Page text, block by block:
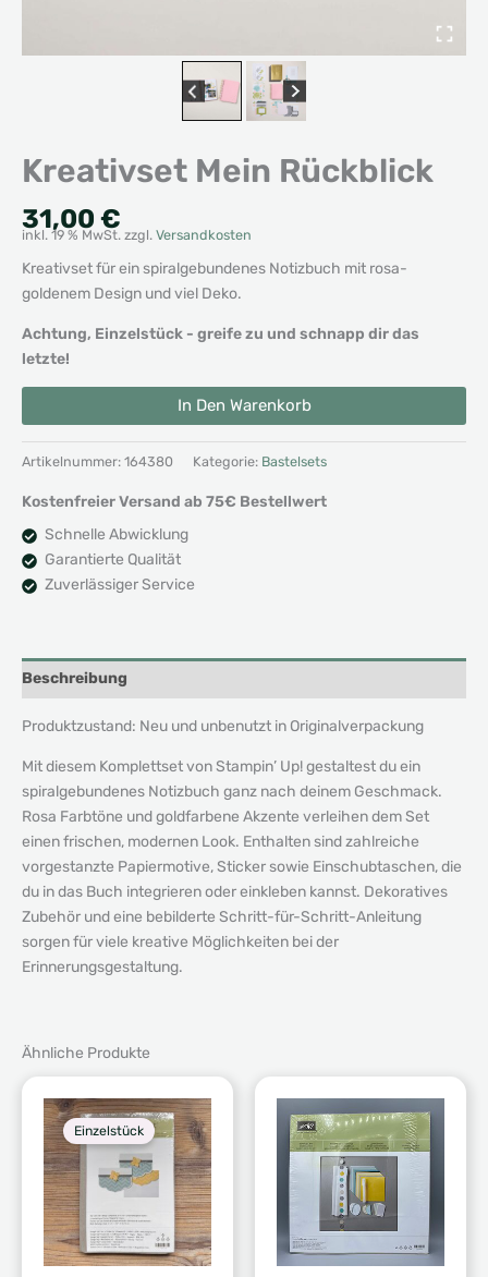
Kreativset Mein Rückblick
31,00 €
inkl. 19 % MwSt. zzgl. Versandkosten
Kreativset für ein spiralgebundenes Notizbuch mit rosa-
goldenem Design und viel Deko.
Achtung, Einzelstück - greife zu und schnapp dir das
letzte!
Kreativset
Menge
In Den Warenkorb
Alternative:
Artikelnummer: 164380 Kategorie: Bastelsets
Kostenfreier Versand ab 75€ Bestellwert
Schnelle Abwicklung
Garantierte Qualität
Zuverlässiger Service
Beschreibung
Produktzustand: Neu und unbenutzt in Originalverpackung
Mit diesem Komplettset von Stampin’ Up! gestaltest du ein
spiralgebundenes Notizbuch ganz nach deinem Geschmack.
Rosa Farbtöne und goldfarbene Akzente verleihen dem Set
einen frischen, modernen Look. Enthalten sind zahlreiche
vorgestanzte Papiermotive, Sticker sowie Einschubtaschen, die
du in das Buch integrieren oder einkleben kannst. Dekoratives
Zubehör und eine bebilderte Schritt-für-Schritt-Anleitung
sorgen für viele kreative Möglichkeiten bei der
Erinnerungsgestaltung.
Ähnliche Produkte
Einzelstück